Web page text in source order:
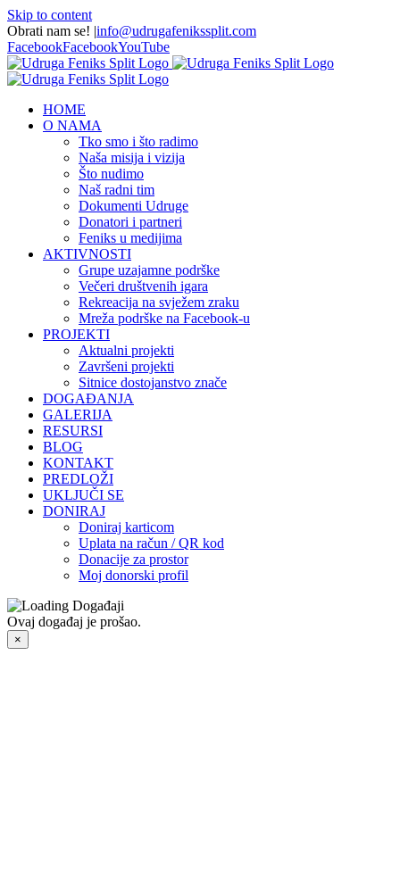
Skip to content
Obrati nam se! |info@udrugafenikssplit.com
FacebookFacebookYouTube
HOME
O NAMA
Tko smo i što radimo
Naša misija i vizija
Što nudimo
Naš radni tim
Dokumenti Udruge
Donatori i partneri
Feniks u medijima
AKTIVNOSTI
Grupe uzajamne podrške
Večeri društvenih igara
Rekreacija na svježem zraku
Mreža podrške na Facebook-u
PROJEKTI
Aktualni projekti
Završeni projekti
Sitnice dostojanstvo znače
DOGAĐANJA
GALERIJA
RESURSI
BLOG
KONTAKT
PREDLOŽI
UKLJUČI SE
DONIRAJ
Doniraj karticom
Uplata na račun / QR kod
Donacije za prostor
Moj donorski profil
Ovaj događaj je prošao.
×